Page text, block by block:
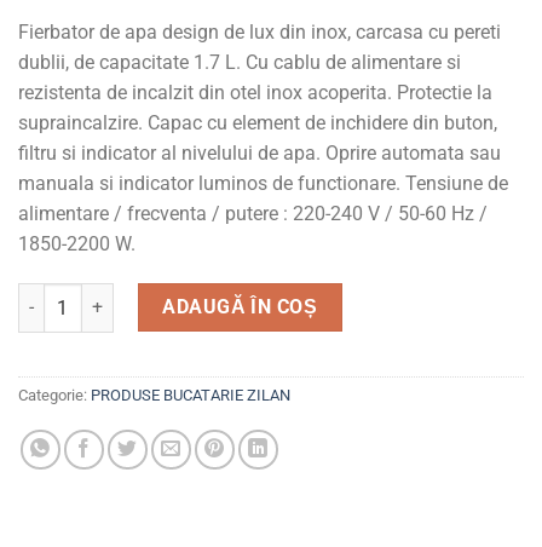
Fierbator de apa design de lux din inox, carcasa cu pereti
dublii, de capacitate 1.7 L. Cu cablu de alimentare si
rezistenta de incalzit din otel inox acoperita. Protectie la
supraincalzire. Capac cu element de inchidere din buton,
filtru si indicator al nivelului de apa. Oprire automata sau
manuala si indicator luminos de functionare. Tensiune de
alimentare / frecventa / putere : 220-240 V / 50-60 Hz /
1850-2200 W.
Cantitate Cana Fierbator ZLN8502
ADAUGĂ ÎN COȘ
Categorie: PRODUSE BUCATARIE ZILAN